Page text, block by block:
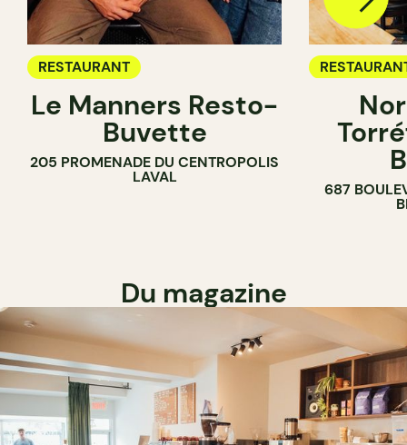
RESTAURANT
Le Manners Resto-
Buvette
205 PROMENADE DU CENTROPOLIS
LAVAL
687
Du magazine